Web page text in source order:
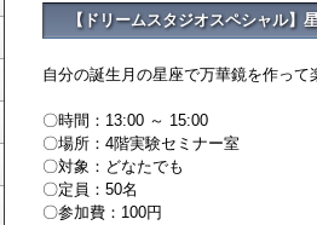
【ドリームスタジオスペシャル】
自分の誕生月の星座で万華鏡を作って
〇時間：13:00 ～ 15:00
〇場所：4階実験セミナー室
〇対象：どなたでも
〇定員：50名
〇参加費：100円